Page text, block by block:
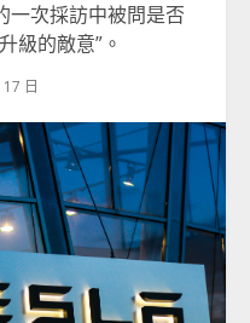
一次採訪中被問是否
級的敵意”。
日